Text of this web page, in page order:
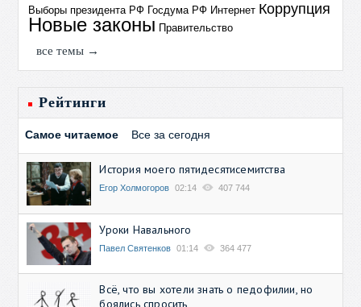
Выборы президента РФ Госдума РФ Интернет Коррупция
Новые законы Правительство
все темы →
Рейтинги
Самое читаемое Все за сегодня
История моего пятидесятисемитства
Егор Холмогоров 02:14 407 744
Уроки Навального
Павел Святенков 01:14 364 477
Всё, что вы хотели знать о педофилии, но
боялись спросить